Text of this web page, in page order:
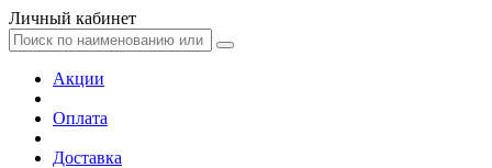
Личный кабинет
Акции
Оплата
Доставка